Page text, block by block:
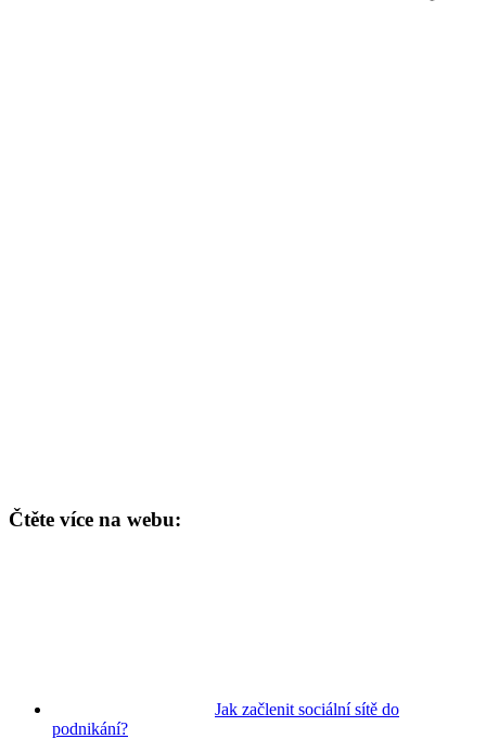
Čtěte více na webu:
Jak začlenit sociální sítě do
podnikání?